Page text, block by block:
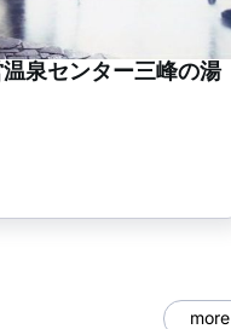
泉センター三峰の湯
more